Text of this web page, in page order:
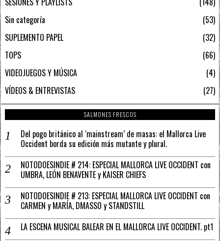
Sin categoría
53
SUPLEMENTO PAPEL
32
TOPS
66
VIDEOJUEGOS Y MÚSICA
4
VÍDEOS & ENTREVISTAS
27
SALMONES FRESCOS
Del pogo británico al ‘mainstream’ de masas: el Mallorca Live
Occident borda su edición más mutante y plural.
NOTODOESINDIE # 214: ESPECIAL MALLORCA LIVE OCCIDENT con
UMBRA, LEÓN BENAVENTE y KAISER CHIEFS
NOTODOESINDIE # 213: ESPECIAL MALLORCA LIVE OCCIDENT con
CARMEN y MARÍA, DMASSO y STANDSTILL
LA ESCENA MUSICAL BALEAR EN EL MALLORCA LIVE OCCIDENT. pt1